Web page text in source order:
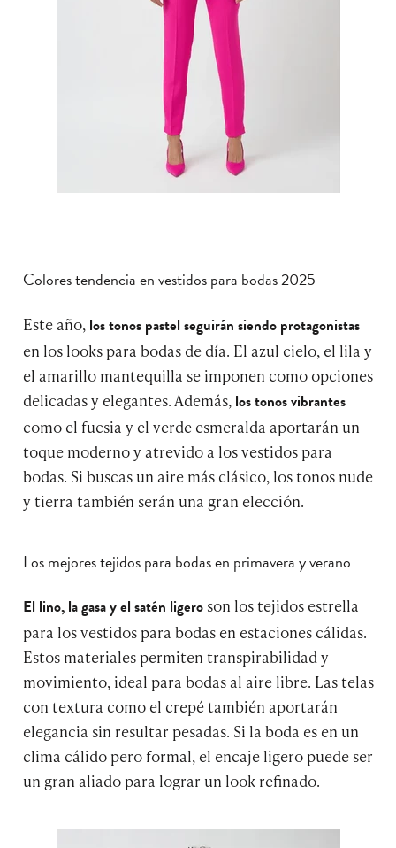
Colores tendencia en vestidos para bodas 2025
Este año, los tonos pastel seguirán siendo protagonistas
en los looks para bodas de día. El azul cielo, el lila y
el amarillo mantequilla se imponen como opciones
delicadas y elegantes. Además, los tonos vibrantes
como el fucsia y el verde esmeralda aportarán un
toque moderno y atrevido a los vestidos para
bodas. Si buscas un aire más clásico, los tonos nude
y tierra también serán una gran elección.
Los mejores tejidos para bodas en primavera y verano
El lino, la gasa y el satén ligero son los tejidos estrella
para los vestidos para bodas en estaciones cálidas.
Estos materiales permiten transpirabilidad y
movimiento, ideal para bodas al aire libre. Las telas
con textura como el crepé también aportarán
elegancia sin resultar pesadas. Si la boda es en un
clima cálido pero formal, el encaje ligero puede ser
un gran aliado para lograr un look refinado.